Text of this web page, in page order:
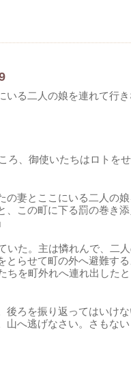
いる二人の娘を連れて行き
ろ、御使いたちはロトを
の妻とここにいる二人の
、この町に下る罰の巻き
いた。主は憐れんで、二人
とらせて町の外へ避難す
ちを町外れへ連れ出した
後ろを振り返ってはいけ
山へ逃げなさい。さもな